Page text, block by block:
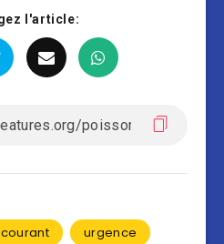
l'article:
courant urgence